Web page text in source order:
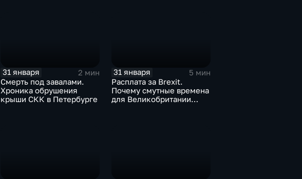
31 января
2 мин
Смерть под завалами.
Хроника обрушения
крыши СКК в Петербурге
31 января
5 мин
Расплата за Brexit.
Почему смутные времена
для Великобритании